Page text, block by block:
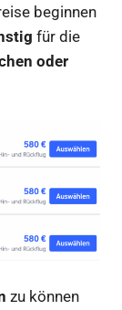
beginnen
für die
oder
zu können